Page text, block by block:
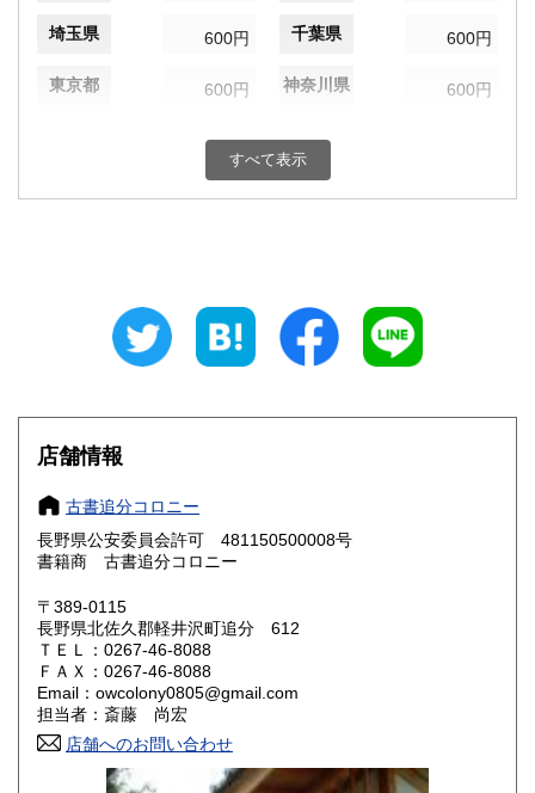
埼玉県 600円 千葉県 600円
東京都 600円 神奈川県 600円
600円 富山県
600円 三重県
大阪府
奈良県
鳥取県 600円 島根県
岡山県
山口県 600円
香川県 600円 愛媛県
高知県 600円
すべて表示
店舗情報
古書追分コロニー
長野県公安委員会許可 481150500008号
書籍商 古書追分コロニー
〒389-0115
長野県北佐久郡軽井沢町追分 612
ＴＥＬ：0267-46-8088
ＦＡＸ：0267-46-8088
Email：owcolony0805@gmail.com
担当者：斎藤 尚宏
店舗へのお問い合わせ